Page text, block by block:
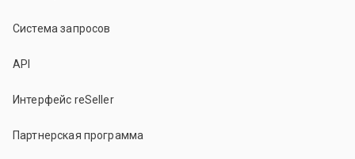
Система запросов
API
Интерфейс reSeller
Партнерская программа